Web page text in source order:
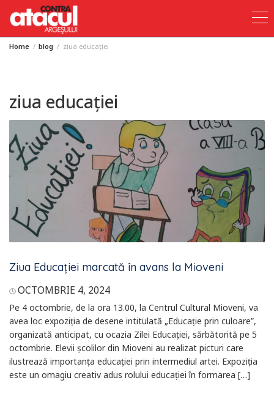
SkipHome blog ziua educației
ziua educației
Ziua Educației marcată în avans la Mioveni
OCTOMBRIE 4, 2024
Pe 4 octombrie, de la ora 13.00, la Centrul Cultural Mioveni, va
avea loc expoziția de desene intitulată „Educație prin culoare”,
organizată anticipat, cu ocazia Zilei Educației, sărbătorită pe 5
octombrie. Elevii școlilor din Mioveni au realizat picturi care
ilustrează importanța educației prin intermediul artei. Expoziția
este un omagiu creativ adus rolului educației în formarea […]